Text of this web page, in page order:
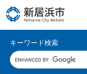
ー
ニ
キーワード検索
キ
ー